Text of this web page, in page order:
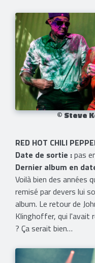
© Steve
RED HOT CHILI
Date de sortie :pas
Dernier album en
Voilà bien des années
remisé par devers lui
album. Le retour de
Klinghoffer, qui l'avait
? Ça serait bien…